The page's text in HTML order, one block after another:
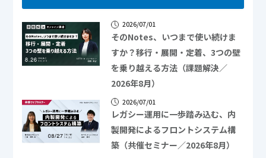
2026/07/01
そのNotes、いつまで使い続けま
すか？移行・展開・定着、3つの壁
を乗り越える方法（課題解決／
2026年8月）
2026/07/01
レガシー運用に一歩踏み込む、内
製開発によるフロントシステム構
築（共催セミナー／2026年8月）